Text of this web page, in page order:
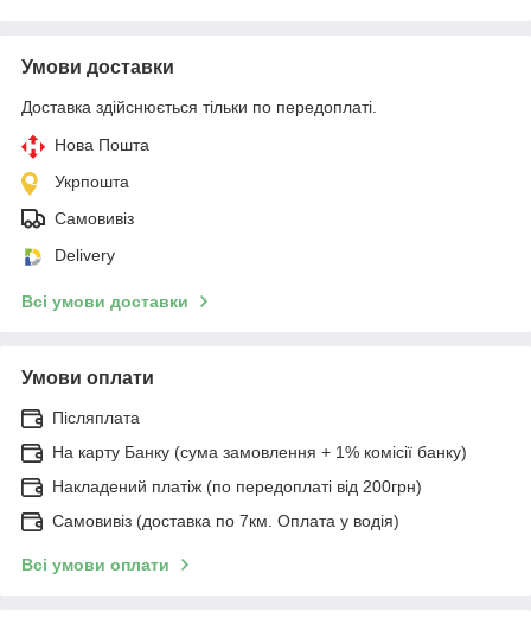
Умови доставки
Доставка здійснюється тільки по передоплаті.
Нова Пошта
Укрпошта
Самовивіз
Delivery
Всі умови доставки
Умови оплати
Післяплата
На карту Банку (сума замовлення + 1% комісії банку)
Накладений платіж (по передоплаті від 200грн)
Самовивіз (доставка по 7км. Оплата у водія)
Всі умови оплати